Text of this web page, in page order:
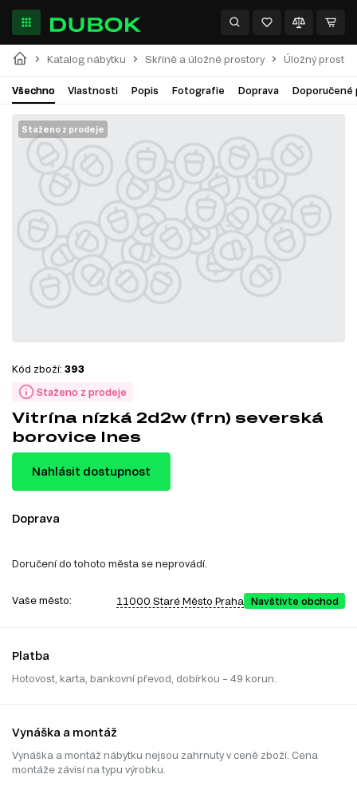
Katalog nábytku Skříně a úložné prostory Úložný prostor
Všechno Vlastnosti Popis Fotografie Doprava Doporučené
Staženo z prodeje
Staženo z prodeje
Kód zboží: 393
Vitrína nízká 2d2w (frn) severská
borovice Ines
Nahlásit dostupnost
Doprava
Doručení do tohoto města se neprovádí.
Vaše město: 11000 Staré Město Praha Navštivte obchod
Platba
Hotovost, karta, bankovní převod, dobírkou – 49 korun.
Vynáška a montáž
Vynáška a montáž nábytku nejsou zahrnuty v ceně zboží. Cena
montáže závisí na typu výrobku.